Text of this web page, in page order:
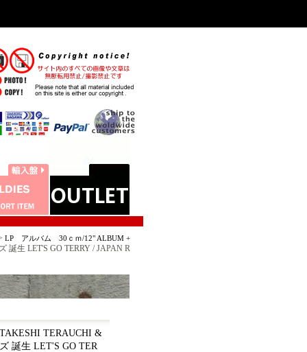
LP アルバム 30ｃｍ/12" ALBUM +
誕生 LET'S GO TERRY / JAPAN R
TERAUCHI &
誕生 LET'S GO TER